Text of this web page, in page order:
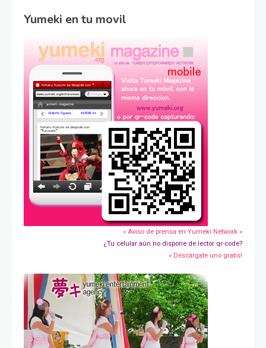
Yumeki en tu movil
» Aviso de prensa en Yumeki Network »
¿Tu celular aún no dispone de lector qr-code?
» Descárgate uno gratis!